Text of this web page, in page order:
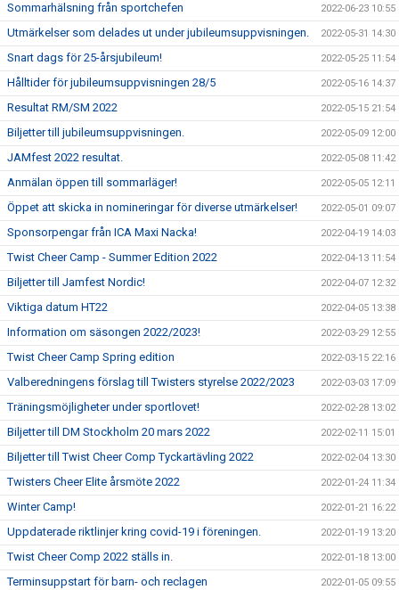
Sommarhälsning från sportchefen 2022-06-23 10:55
Utmärkelser som delades ut under jubileumsuppvisningen. 2022-05-31 14:30
Snart dags för 25-årsjubileum! 2022-05-25 11:54
Hålltider för jubileumsuppvisningen 28/5 2022-05-16 14:37
Resultat RM/SM 2022 2022-05-15 21:54
Biljetter till jubileumsuppvisningen. 2022-05-09 12:00
JAMfest 2022 resultat. 2022-05-08 11:42
Anmälan öppen till sommarläger! 2022-05-05 12:11
Öppet att skicka in nomineringar för diverse utmärkelser! 2022-05-01 09:07
Sponsorpengar från ICA Maxi Nacka! 2022-04-19 14:03
Twist Cheer Camp - Summer Edition 2022 2022-04-13 11:54
Biljetter till Jamfest Nordic! 2022-04-07 12:32
Viktiga datum HT22 2022-04-05 13:38
Information om säsongen 2022/2023! 2022-03-29 12:55
Twist Cheer Camp Spring edition 2022-03-15 22:16
Valberedningens förslag till Twisters styrelse 2022/2023 2022-03-03 17:09
Träningsmöjligheter under sportlovet! 2022-02-28 13:02
Biljetter till DM Stockholm 20 mars 2022 2022-02-11 15:01
Biljetter till Twist Cheer Comp Tyckartävling 2022 2022-02-04 13:30
Twisters Cheer Elite årsmöte 2022 2022-01-24 11:34
Winter Camp! 2022-01-21 16:22
Uppdaterade riktlinjer kring covid-19 i föreningen. 2022-01-19 13:20
Twist Cheer Comp 2022 ställs in. 2022-01-18 13:00
Terminsuppstart för barn- och reclagen 2022-01-05 09:55